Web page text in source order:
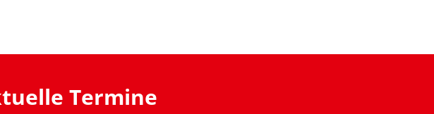
Termine